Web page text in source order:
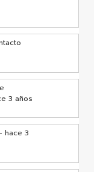
3 años
hace 3